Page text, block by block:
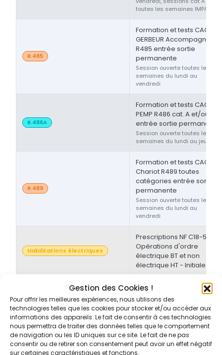
Gestion des Cookies !
Pour offrir les meilleures expériences, nous utilisons des
technologies telles que les cookies pour stocker et/ou accéder aux
informations des appareils. Le fait de consentir à ces technologies
nous permettra de traiter des données telles que le comportement
de navigation ou les ID uniques sur ce site. Le fait de ne pas
consentir ou de retirer son consentement peut avoir un effet négatif
sur certaines caractéristiques et fonctions.
toutes les semaines IMPAIRES
R.485
Formation et tests CACES®
GERBEUR Accompagnant
R485 entrée sortie
permanente
Session ouverte toutes les
semaines du lundi au
vendredi
R.486A
Formation et tests CACES®
PEMP R486 cat. A et/ou B
entrée sortie permanente
Session ouverte toutes les
semaines du lundi au jeudi
R.489
Formation et tests CACES®
Chariot R489 toutes
catégories entrée sortie
permanente
Session ouverte toutes les
semaines du lundi au
vendredi
Habilitations électriques
Prescriptions NF C18-510 -
Opérations d'ordre
électrique BT et non
électrique HT - Initiale
Habilitations électriques
Prescriptions NF C18-510 -
Opérations d'ordre non-
électrique BT et/ou HT -
Initiale/Recyclage
Prescriptions NF C18-510 -
Opérations d'ordre non-